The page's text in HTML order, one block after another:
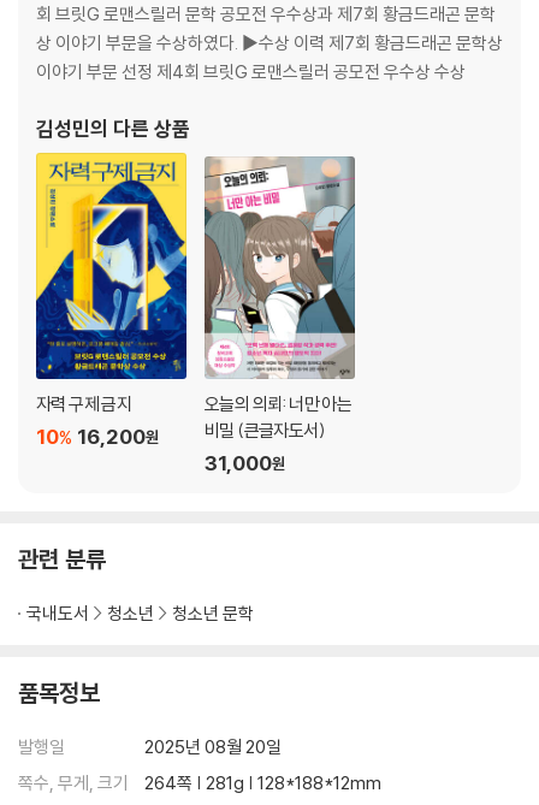
회 브릿G 로맨스릴러 문학 공모전 우수상과 제7회 황금드래곤 문학
상 이야기 부문을 수상하였다. ▶수상 이력 제7회 황금드래곤 문학상
이야기 부문 선정 제4회 브릿G 로맨스릴러 공모전 우수상 수상
김성민의 다른 상품
자력 구제 금지
16,200원
10%
오늘의 의뢰: 너만 아는
비밀 (큰글자도서)
31,000원
관련 분류
국내도서 청소년 청소년 문학
품목정보
발행일
2025년 08월 20일
쪽수, 무게, 크기
264쪽 | 281g | 128*188*12mm